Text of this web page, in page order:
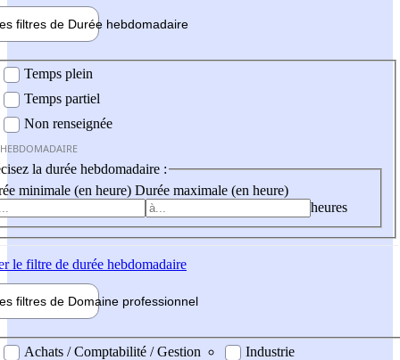
filtres de Durée hebdomadaire
Temps plein
Temps partiel
Non renseignée
la durée hebdomadaire :
minimale (en heure) Durée maximale (en heure)
heures
le filtre de durée hebdomadaire
filtres de Domaine professionnel
professionel
Achats / Comptabilité / Gestion
Industrie